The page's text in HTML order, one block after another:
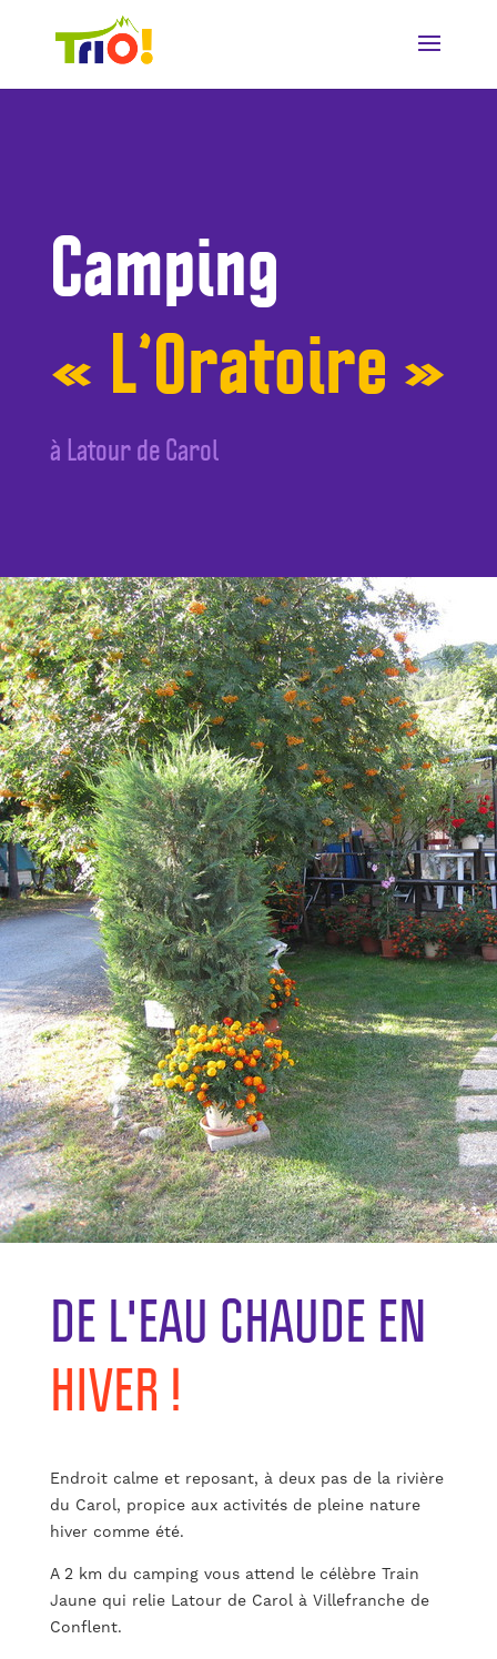
Camping
« L’Oratoire »
à Latour de Carol
DE L'EAU CHAUDE EN
HIVER !
Endroit calme et reposant, à deux pas de la rivière
du Carol, propice aux activités de pleine nature
hiver comme été.
A 2 km du camping vous attend le célèbre Train
Jaune qui relie Latour de Carol à Villefranche de
Conflent.